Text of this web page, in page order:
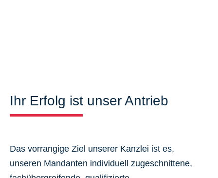
Ihr Erfolg ist unser Antrieb
Das vorrangige Ziel unserer Kanzlei ist es,
unseren Mandanten individuell zugeschnittene,